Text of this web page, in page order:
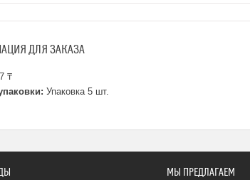
ДЛЯ ЗАКАЗА
₸
Упаковка 5 шт.
МЫ ПРЕДЛАГАЕМ